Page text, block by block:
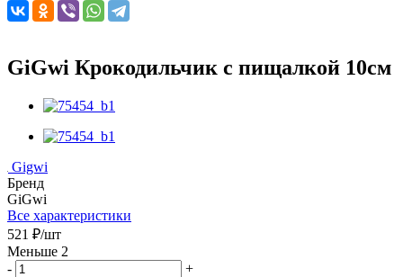
GiGwi Крокодильчик с пищалкой 10см
Gigwi
Бренд
GiGwi
Все характеристики
521 ₽/шт
Меньше 2
-
+